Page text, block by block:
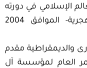
الإسلامي في دورته
السابعة عشرة سنة 1425 هجرية- الموافق 2004
والديمقراطية مقدم
العام لمؤسسة آل